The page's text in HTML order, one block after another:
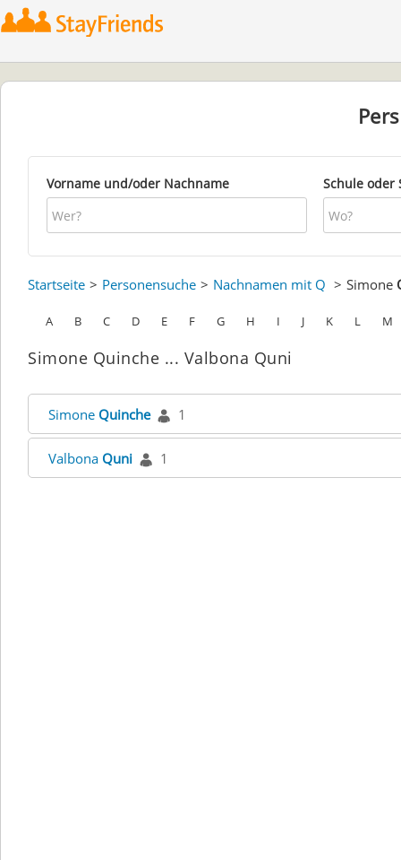
Vorname und/oder Nachname Schule oder
Startseite Personensuche Nachnamen mit Q Simone
A B C D E F G H I J K L M
Simone Quinche ... Valbona Quni
Simone Quinche 1
Valbona Quni 1